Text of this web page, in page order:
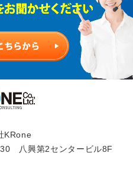
KRone
八興第2センタービル8F